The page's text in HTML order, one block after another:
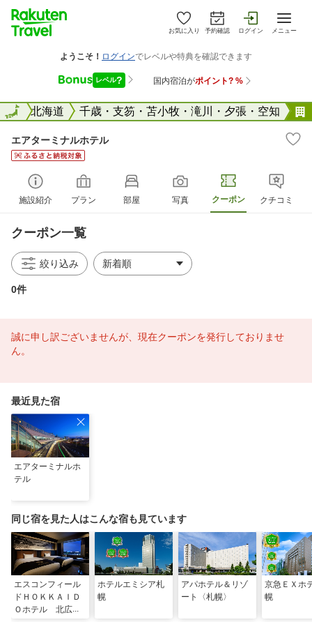
お気に入り 予約確認 ログイン メニュー
全国北海道 千歳・支笏・苫小牧・滝川・夕張・空知
全国
エアターミナルホテル
施設紹介 プラン 部屋 写真 クーポン クチコミ
クーポン一覧
絞り込み
0件
誠に申し訳ございませんが、現在クーポンを発行しておりませ
ん。
最近見た宿
エアターミナルホ
テル
同じ宿を見た人はこんな宿も見ています
エスコンフィール
ドＨＯＫＫＡＩＤ
Ｏホテル 北広島
ホテルエミシア札
幌
アパホテル＆リゾ
ート〈札幌〉
京急ＥＸホ
幌